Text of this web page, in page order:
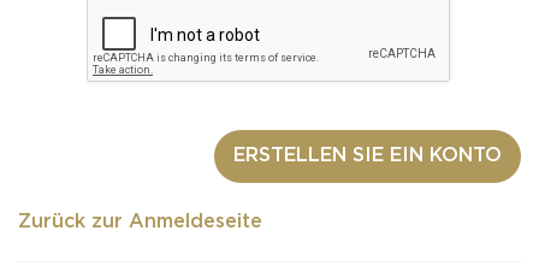
ERSTELLEN SIE EIN KONTO
Zurück zur Anmeldeseite